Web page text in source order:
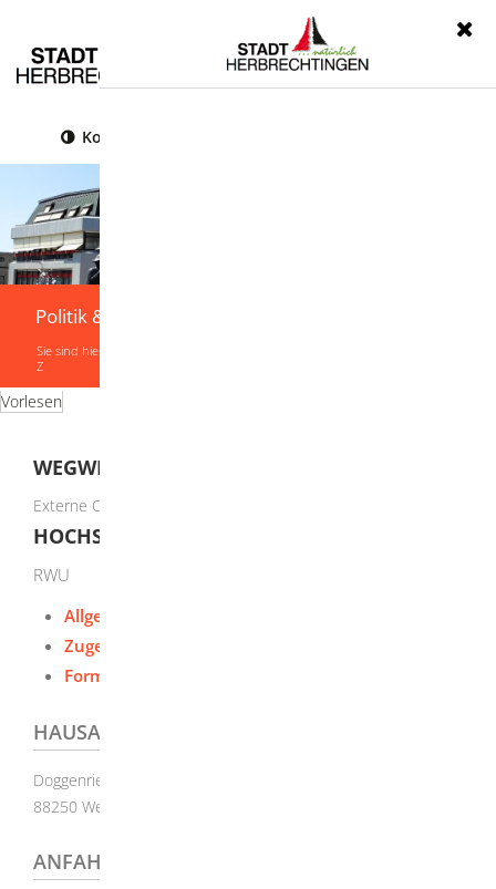
Kontrast
Politik & Verwaltung
Sie sind hier:
Z
Vorlesen
WEGWEISER
Externe Organisationseinheit
HOCHSCHULE RAVENSBURG-WEINGARTEN
RWU
Allgemeine Informationen
Zugehörige Leistungen
Formulare und Onlinedienste
HAUSANSCHRIFT
Doggenriedstraße 70
88250 Weingarten
ANFAHRTSBESCHREIBUNG